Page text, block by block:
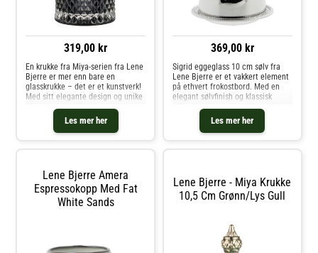
319,00 kr
Les mer her
En krukke fra Miya-serien fra Lene
Bjerre er mer enn bare en
glasskrukke – det er et kunstverk!
Med sitt elegante design og unike
glassmønstre tiltrekker den seg
umiddelbart oppmerksomhet i
ethvert hjem. Denne krukken er
ikke bare vakker, men også pr
369,00 kr
Les mer her
Sigrid eggeglass 10 cm sølv fra
Lene Bjerre er et vakkert element
på ethvert frokostbord. Med en
elegant sølvfinish og klassisk
utforming i messing tilfører det en
sofistikert touch til serveringen.
Eggeglasset måler 8 x 8 x 10 cm,
og er både praktis
Lene Bjerre Amera
Espressokopp Med Fat
White Sands
Lene Bjerre - Miya Krukke
10,5 Cm Grønn/lys Gull